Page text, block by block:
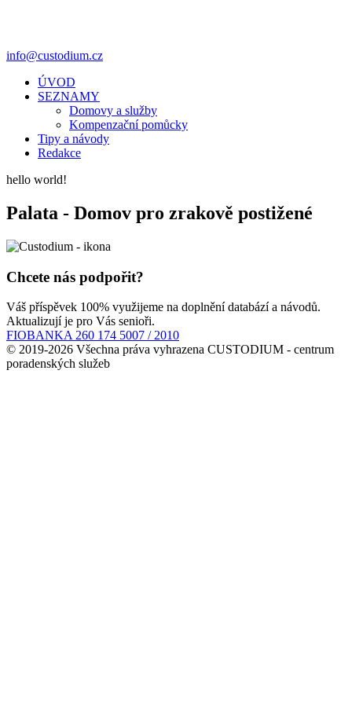
info@custodium.cz
ÚVOD
SEZNAMY
Domovy a služby
Kompenzační pomůcky
Tipy a návody
Redakce
hello world!
Palata - Domov pro zrakově postižené
Chcete nás podpořit?
Váš příspěvek 100% využijeme na doplnění databází a návodů.
Aktualizují je pro Vás senioři.
FIOBANKA 260 174 5007 / 2010
© 2019-2026 Všechna práva vyhrazena CUSTODIUM - centrum
poradenských služeb